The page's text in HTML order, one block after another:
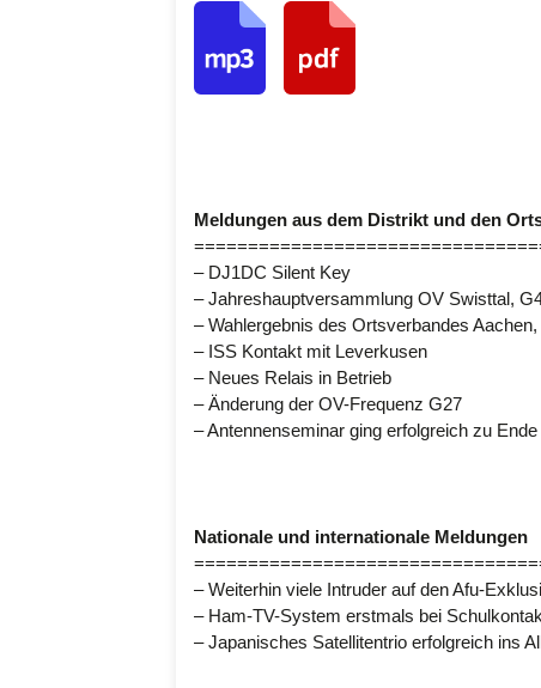
Meldungen aus dem Distrikt und den
– DJ1DC Silent Key
– Jahreshauptversammlung OV Swisttal,
– Wahlergebnis des Ortsverbandes Aachen,
– ISS Kontakt mit Leverkusen
– Neues Relais in Betrieb
– Änderung der OV-Frequenz G27
– Antennenseminar ging erfolgreich zu Ende
Nationale und internationale Meldungen
– Weiterhin viele Intruder auf den Afu-
– Ham-TV-System erstmals bei
– Japanisches Satellitentrio erfolgreich ins